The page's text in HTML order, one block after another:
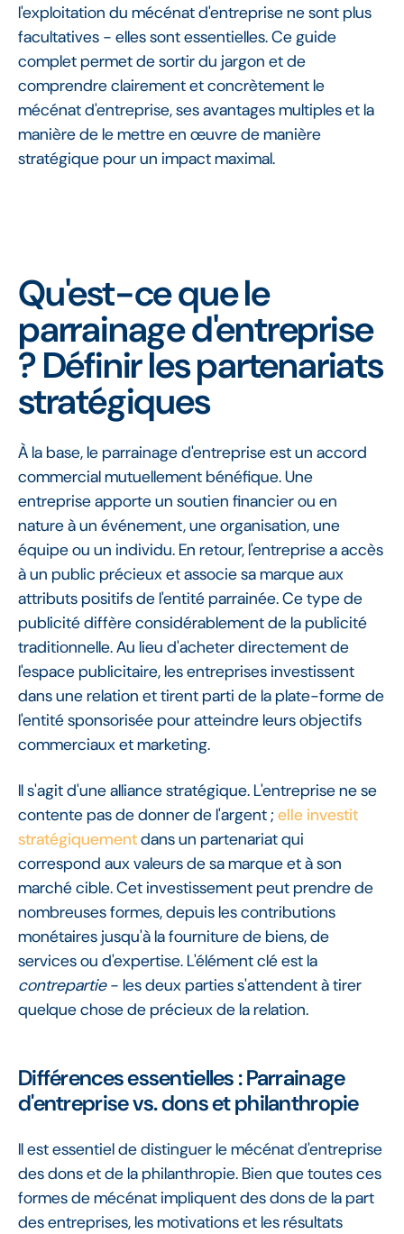
l'exploitation du mécénat d'entreprise ne sont plus
facultatives - elles sont essentielles. Ce guide
complet permet de sortir du jargon et de
comprendre clairement et concrètement le
mécénat d'entreprise, ses avantages multiples et la
manière de le mettre en œuvre de manière
stratégique pour un impact maximal.
Qu'est-ce que le
parrainage d'entreprise
? Définir les partenariats
stratégiques
À la base, le parrainage d'entreprise est un accord
commercial mutuellement bénéfique. Une
entreprise apporte un soutien financier ou en
nature à un événement, une organisation, une
équipe ou un individu. En retour, l'entreprise a accès
à un public précieux et associe sa marque aux
attributs positifs de l'entité parrainée. Ce type de
publicité diffère considérablement de la publicité
traditionnelle. Au lieu d'acheter directement de
l'espace publicitaire, les entreprises investissent
dans une relation et tirent parti de la plate-forme de
l'entité sponsorisée pour atteindre leurs objectifs
commerciaux et marketing.
Il s'agit d'une alliance stratégique. L'entreprise ne se
contente pas de donner de l'argent ; elle investit
stratégiquementdans un partenariat qui
correspond aux valeurs de sa marque et à son
marché cible. Cet investissement peut prendre de
nombreuses formes, depuis les contributions
monétaires jusqu'à la fourniture de biens, de
services ou d'expertise. L'élément clé est la
contrepartie- les deux parties s'attendent à tirer
quelque chose de précieux de la relation.
Différences essentielles : Parrainage
d'entreprise vs. dons et philanthropie
Il est essentiel de distinguer le mécénat d'entreprise
des dons et de la philanthropie. Bien que toutes ces
formes de mécénat impliquent des dons de la part
des entreprises, les motivations et les résultats